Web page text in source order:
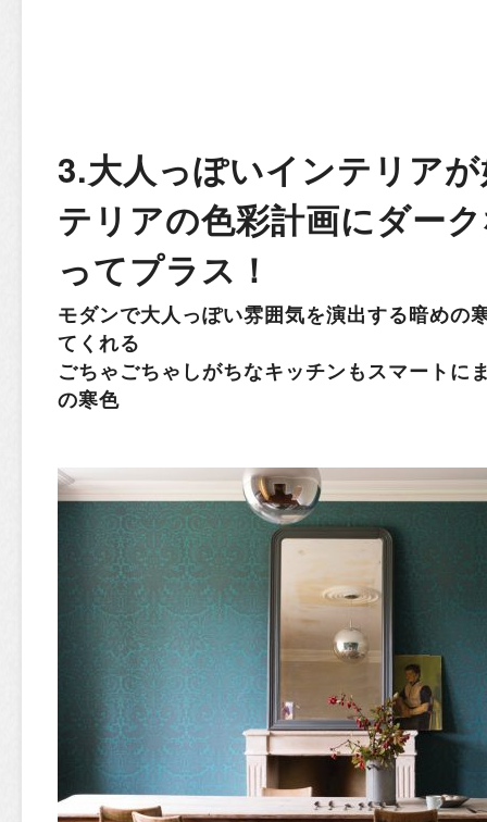
3.大人っぽいインテリア
テリアの色彩計画にダー
ってプラス！
モダンで大人っぽい雰囲気を演出する暗めの
てくれる
ごちゃごちゃしがちなキッチンもスマートに
の寒色